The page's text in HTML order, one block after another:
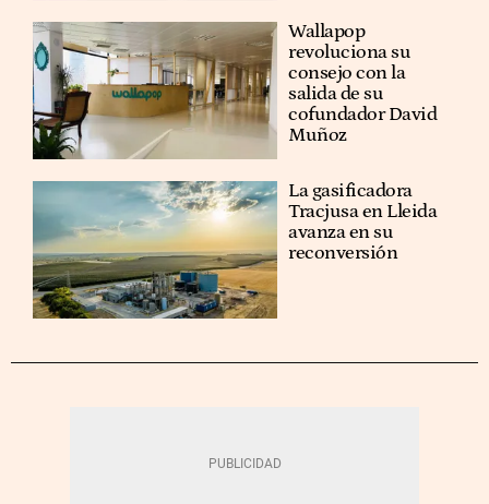
Wallapop
revoluciona su
consejo con la
salida de su
cofundador David
Muñoz
La gasificadora
Tracjusa en Lleida
avanza en su
reconversión